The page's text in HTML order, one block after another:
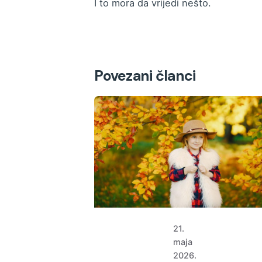
I to mora da vrijedi nešto.
Povezani članci
21.
maja
2026.